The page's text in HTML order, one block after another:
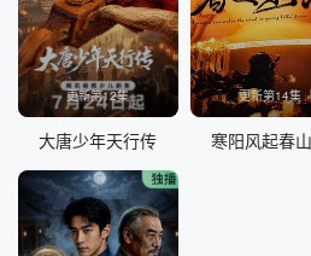
更新第12集
大唐少年天行传
更新第14集
寒阳风起春